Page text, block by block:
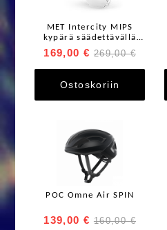
MET Intercity MIPS
kypärä säädettävällä
visiirillä ja
integroidulla/ladattaval
la takavalolla
169,00 € 269,00 €
Ostoskoriin
POC Omne Air SPIN
139,00 € 160,00 €